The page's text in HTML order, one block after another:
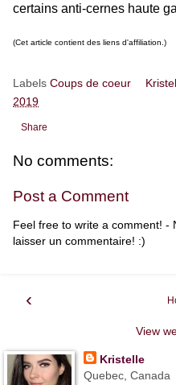
certains anti-cernes haute
(Cet article contient des liens d'affiliation.)
Labels Coups de coeur
2019
Share
No comments:
Post a Comment
Feel free to write a comment! -
laisser un commentaire! :)
‹
View
Kristelle
Quebec, Canada